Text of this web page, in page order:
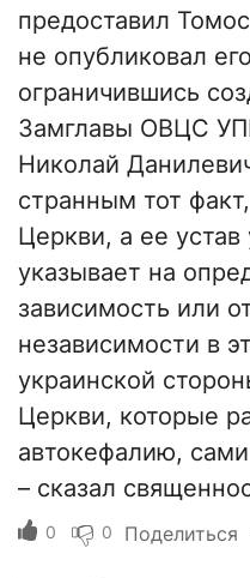
предоставил
не опубликовал
ограничившись
Замглавы ОВЦС
Николай
странным тот
Церкви, а ее
указывает на
зависимость или
независимости в
украинской
Церкви, которые
автокефалию,
– сказал
0 0 Поделиться